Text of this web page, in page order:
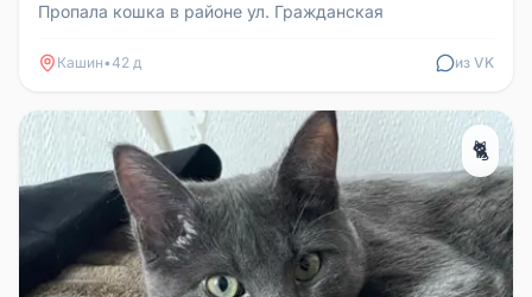
Пропала кошка в районе ул. Гражданская
Кашин•42 д из VK
🐈